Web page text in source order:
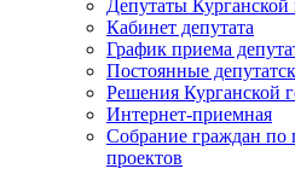
Депутаты
Кабинет депутата
График приема
Постоянные
Решения Курганской
Интернет-приемная
Собрание граждан
проектов